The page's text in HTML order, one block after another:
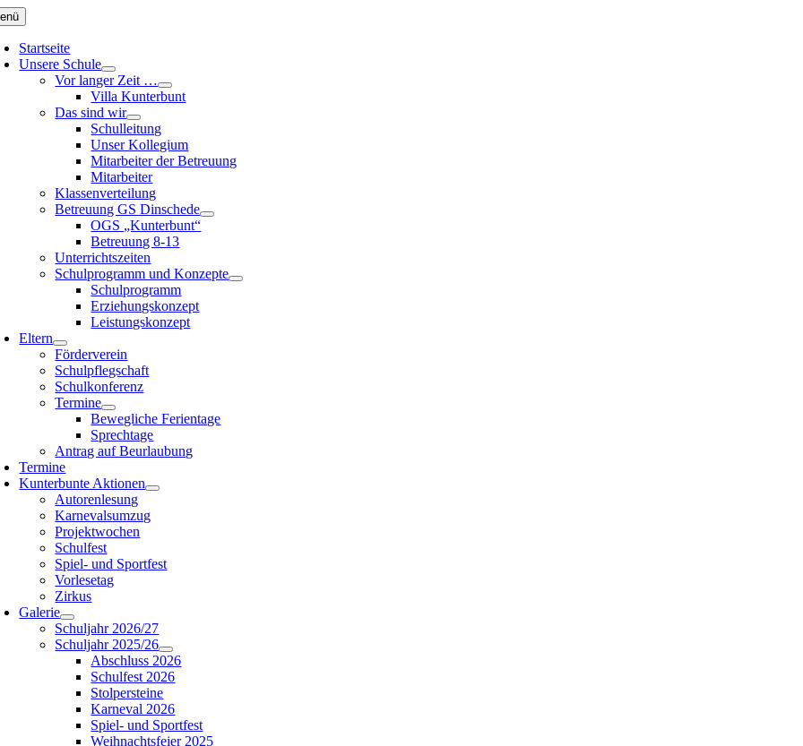
Zum
Inhalt
springen
Startseite
Unsere Schule
Vor langer Zeit …
Villa Kunterbunt
Das sind wir
Schulleitung
Unser Kollegium
Mitarbeiter der Betreuung
Mitarbeiter
Klassenverteilung
Betreuung GS Dinschede
OGS „Kunterbunt“
Betreuung 8-13
Unterrichtszeiten
Schulprogramm und Konzepte
Schulprogramm
Erziehungskonzept
Leistungskonzept
Eltern
Förderverein
Schulpflegschaft
Schulkonferenz
Termine
Bewegliche Ferientage
Sprechtage
Antrag auf Beurlaubung
Termine
Kunterbunte Aktionen
Autorenlesung
Karnevalsumzug
Projektwochen
Schulfest
Spiel- und Sportfest
Vorlesetag
Zirkus
Galerie
Schuljahr 2026/27
Schuljahr 2025/26
Abschluss 2026
Schulfest 2026
Stolpersteine
Karneval 2026
Spiel- und Sportfest
Weihnachtsfeier 2025